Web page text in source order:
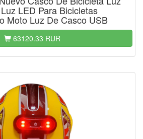
LED Para Bicicletas
Moto Luz De Casco USB
63120.33 RUR